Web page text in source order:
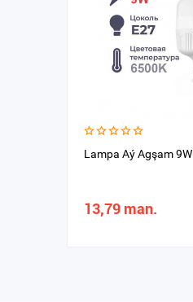
Lampa Aý Agşam 9W
13,79 man.